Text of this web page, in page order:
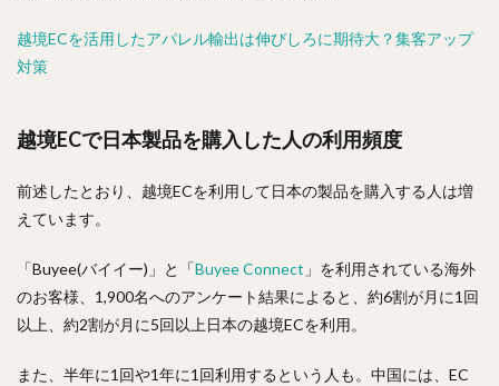
越境ECを活用したアパレル輸出は伸びしろに期待大？集客アップ
対策
越境ECで日本製品を購入した人の利用頻度
前述したとおり、越境ECを利用して日本の製品を購入する人は増
えています。
「Buyee(バイイー)」と「Buyee Connect 」を利用されている海外
のお客様、1,900名へのアンケート結果によると、約6割が月に1回
以上、約2割が月に5回以上日本の越境ECを利用。
また、半年に1回や1年に1回利用するという人も。中国には、EC